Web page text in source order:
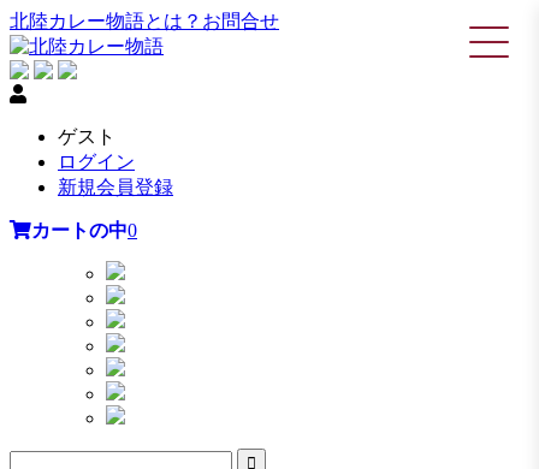
北陸カレー物語とは？ お問合せ
ゲスト
ログイン
新規会員登録
カートの中0